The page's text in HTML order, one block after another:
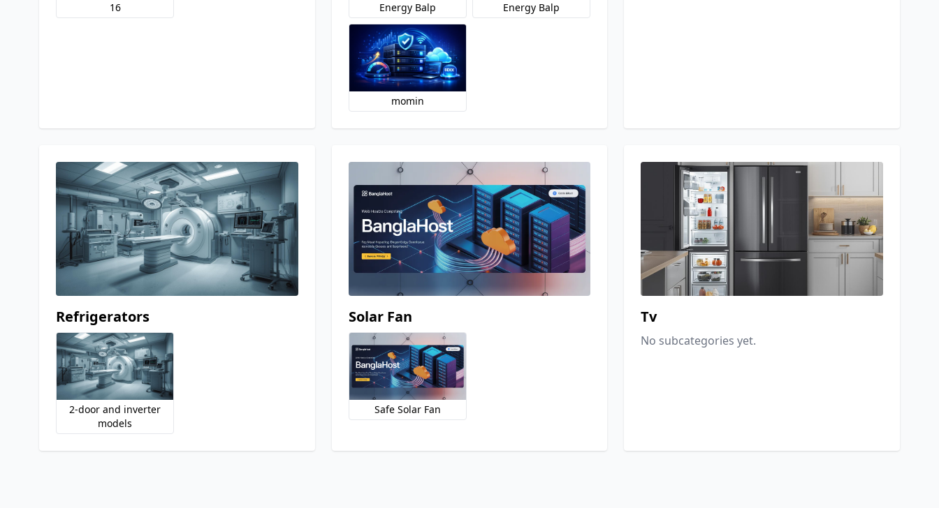
16 Energy Balp Energy Balp
momin
Refrigerators
2-door and inverter
models
Solar Fan
Safe Solar Fan
Tv
No subcategories yet.